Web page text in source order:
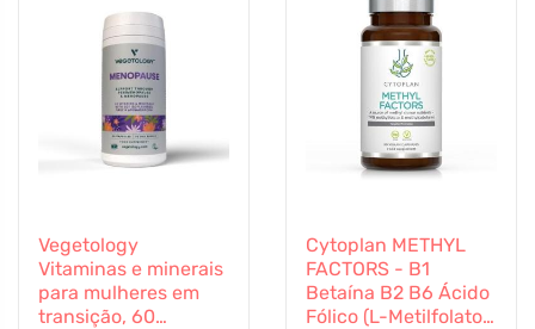
Vegetology
Vitaminas e minerais
para mulheres em
transição, 60
Cytoplan METHYL
FACTORS - B1
Betaína B2 B6 Ácido
Fólico (L-Metilfolato)